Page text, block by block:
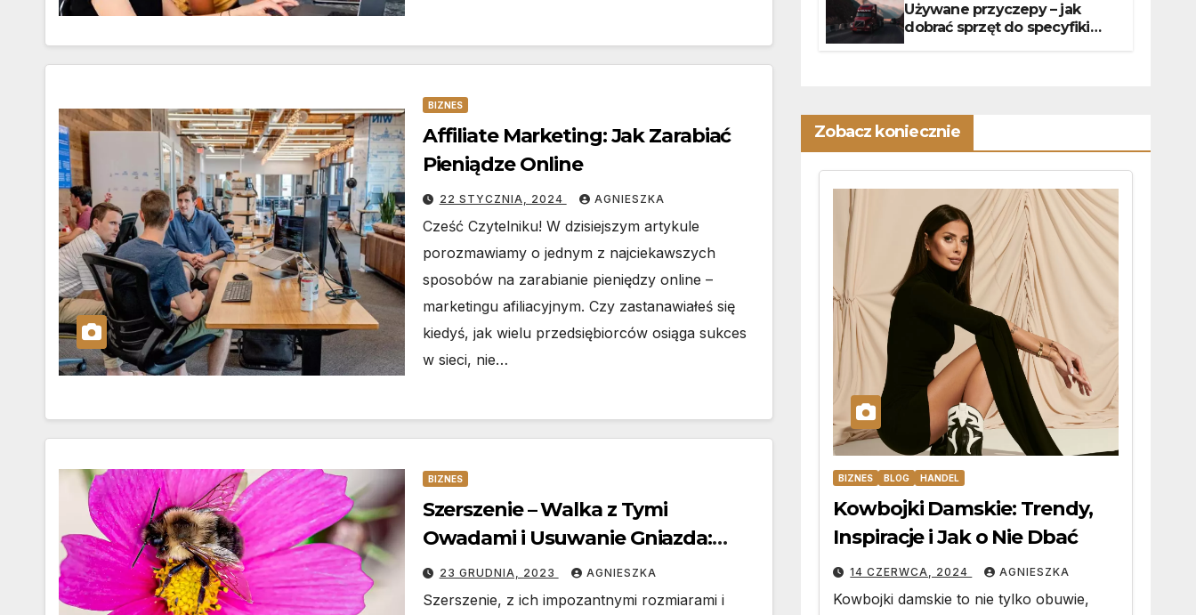
BIZNES
Affiliate Marketing: Jak Zarabiać
Pieniądze Online
22 STYCZNIA, 2024 AGNIESZKA
Cześć Czytelniku! W dzisiejszym artykule
porozmawiamy o jednym z najciekawszych
sposobów na zarabianie pieniędzy online –
marketingu afiliacyjnym. Czy zastanawiałeś się
kiedyś, jak wielu przedsiębiorców osiąga sukces
w sieci, nie…
BIZNES
Szerszenie – Walka z Tymi
Owadami i Usuwanie Gniazda:
Strategie Bezpiecznej Konfrontacji
23 GRUDNIA, 2023 AGNIESZKA
Szerszenie, z ich impozantnymi rozmiarami i
Używane przyczepy – jak
dobrać sprzęt do specyfiki
Zobacz koniecznie
BIZNES BLOG HANDEL
Kowbojki Damskie: Trendy,
Inspiracje i Jak o Nie Dbać
14 CZERWCA, 2024 AGNIESZKA
Kowbojki damskie to nie tylko obuwie,